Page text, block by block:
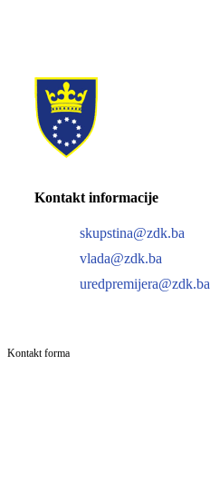
Kontakt informacije
skupstina@zdk.ba
vlada@zdk.ba
uredpremijera@zdk.ba
Kontakt forma